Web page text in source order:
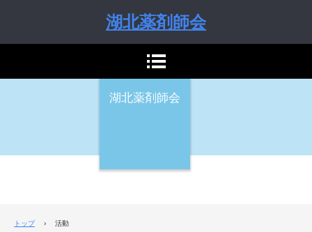
湖北薬剤師会
湖北薬剤師会
トップ › 活動